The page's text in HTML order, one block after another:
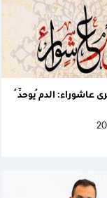
عاشوراء: الدمُ يوحِّدُ